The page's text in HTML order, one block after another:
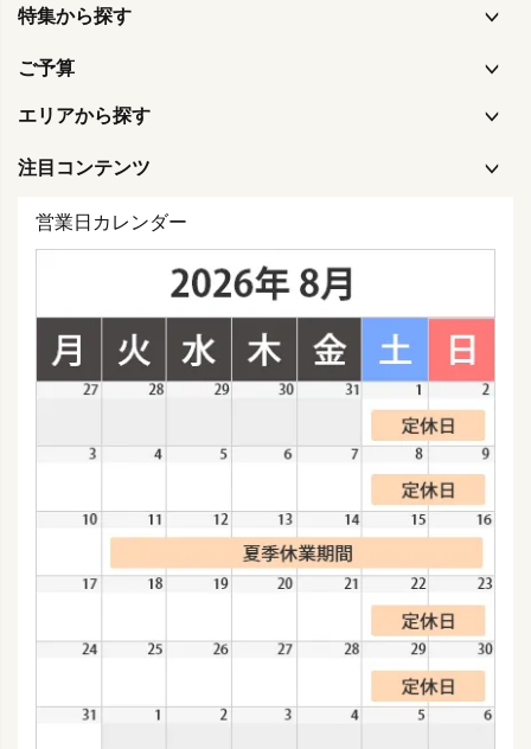
特集から探す
ご予算
エリアから探す
注目コンテンツ
営業日カレンダー